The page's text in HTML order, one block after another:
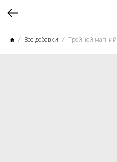
Все добавки Тройной магний